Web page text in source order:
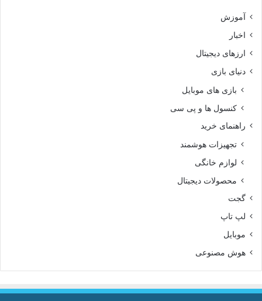
آموزش
اخبار
ارزهای دیجیتال
دنیای بازی
بازی های موبایل
کنسول ها و پی سی
راهنمای خرید
تجهیزات هوشمند
لوازم خانگی
محصولات دیجیتال
گجت
لپ تاپ
موبایل
هوش مصنوعی